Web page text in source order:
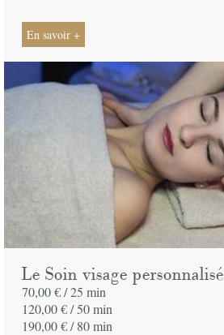
En savoir +
Le Soin visage personnalisé
70,00 € /25 min
120,00 € /50 min
190,00 € /80 min